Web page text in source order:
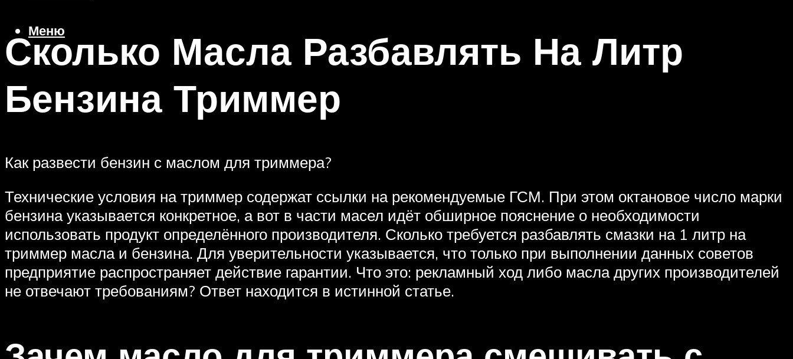
Меню
Сколько Масла Разбавлять На Литр
Бензина Триммер
Как развести бензин с маслом для триммера?
Технические условия на триммер содержат ссылки на рекомендуемые ГСМ. При этом октановое число марки
бензина указывается конкретное, а вот в части масел идёт обширное пояснение о необходимости
использовать продукт определённого производителя. Сколько требуется разбавлять смазки на 1 литр на
триммер масла и бензина. Для уверительности указывается, что только при выполнении данных советов
предприятие распространяет действие гарантии. Что это: рекламный ход либо масла других производителей
не отвечают требованиям? Ответ находится в истинной статье.